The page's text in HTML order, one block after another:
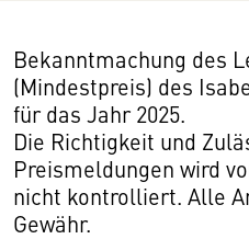
Bekanntmachung des
(Mindestpreis) des
für das Jahr 2025.
Die Richtigkeit und
Preismeldungen wird
nicht kontrolliert. Alle
Gewähr.